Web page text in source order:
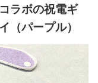
ラボの祝電ギ
（パープル）